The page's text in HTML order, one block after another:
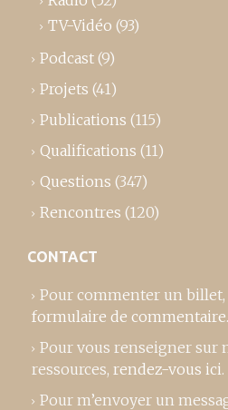
TV-Vidéo (93)
Podcast (9)
Projets (41)
Publications (115)
Qualifications (11)
Questions (347)
Rencontres (120)
CONTACT
Pour commenter un billet,
formulaire de commentaire.
Pour vous renseigner sur
ressources, rendez-vous ici.
Pour m’envoyer un